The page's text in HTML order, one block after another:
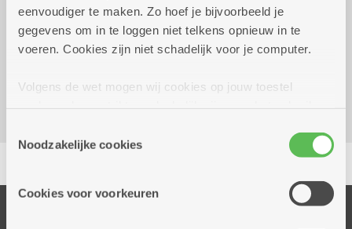
eenvoudiger te maken. Zo hoef je bijvoorbeeld je
gegevens om in te loggen niet telkens opnieuw in te
voeren. Cookies zijn niet schadelijk voor je computer.
Volgens de wet mogen wij cookies op jouw toestel
cookies hebben we jouw toestemming nodig. Sommige
cookies worden geplaatst door derde partijen die een
informatie over jouw (geanonimiseerd) gebruik van onze
Noodzakelijke cookies
Cookies voor voorkeuren
Reserveer vervoer
Woonzorgcentrum Hof De Beuken
2180 Ekeren
Delen